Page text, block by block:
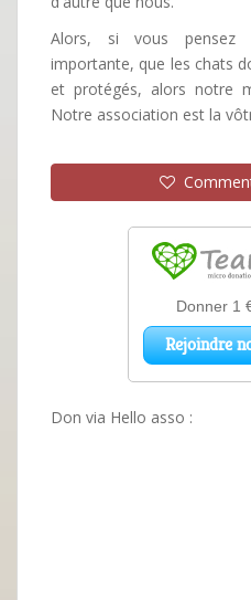
Alors, si vous
importante, que les chats
et protégés, alors notre
Notre association est la
Don via Hello asso :